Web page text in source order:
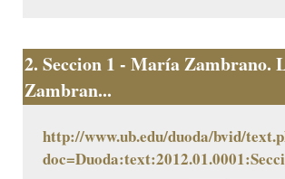
2. Seccion 1 - María Zambrano.
Zambran...
http://www.ub.edu/duoda/bvid/